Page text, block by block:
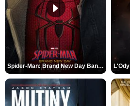
Spider-Man: Brand New Day Bande-annonce VO STFR